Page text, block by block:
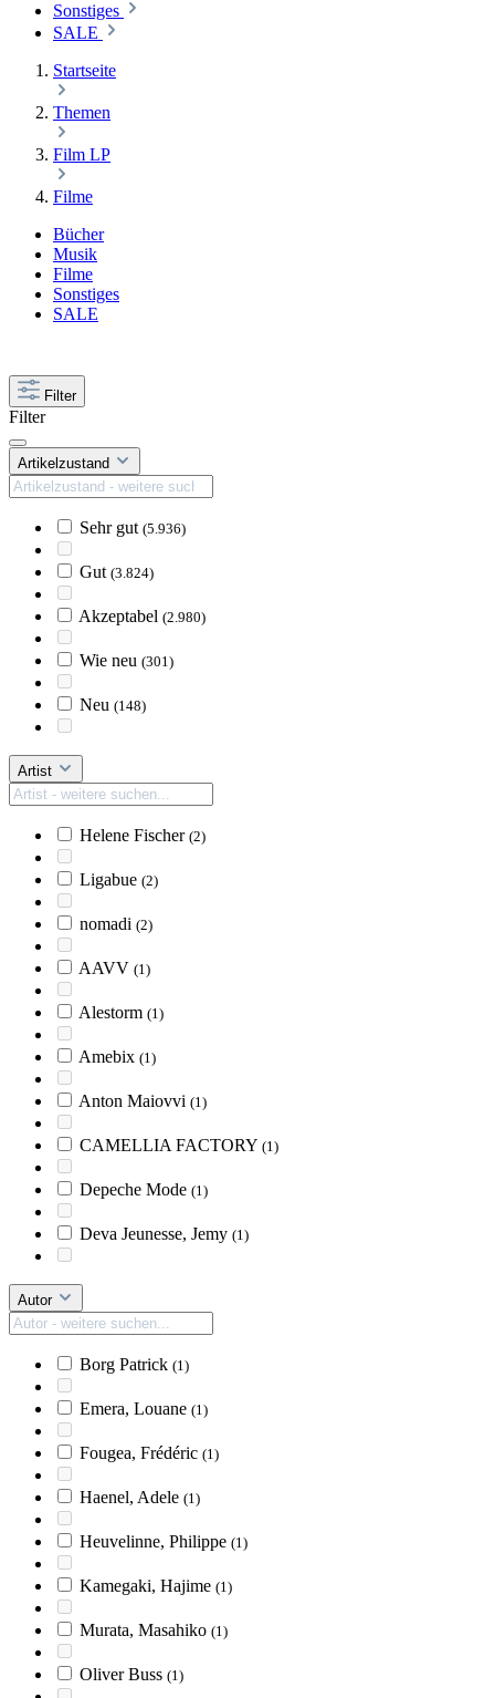
Sonstiges
SALE
Startseite
Themen
Film LP
Filme
Bücher
Musik
Filme
Sonstiges
SALE
Filter
Filter
Artikelzustand
Sehr gut (5.936)
Gut (3.824)
Akzeptabel (2.980)
Wie neu (301)
Neu (148)
Artist
Helene Fischer (2)
Ligabue (2)
nomadi (2)
AAVV (1)
Alestorm (1)
Amebix (1)
Anton Maiovvi (1)
CAMELLIA FACTORY (1)
Depeche Mode (1)
Deva Jeunesse, Jemy (1)
Autor
Borg Patrick (1)
Emera, Louane (1)
Fougea, Frédéric (1)
Haenel, Adele (1)
Heuvelinne, Philippe (1)
Kamegaki, Hajime (1)
Murata, Masahiko (1)
Oliver Buss (1)